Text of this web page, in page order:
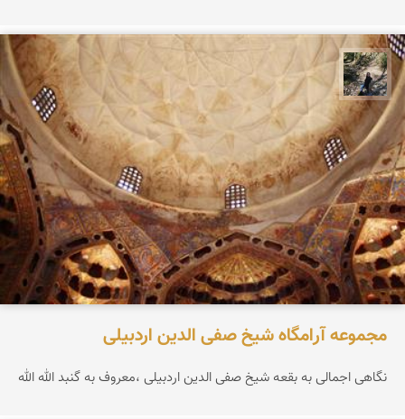
مونا سلطانی
مجموعه آرامگاه شیخ صفی الدین اردبیلی
نگاهی اجمالی به بقعه شیخ صفی الدین اردبیلی ،معروف به گنبد الله الله